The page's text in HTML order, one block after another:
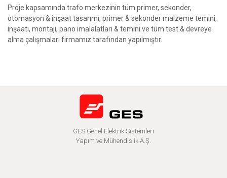
Proje kapsamında trafo merkezinin tüm primer, sekonder,
otomasyon & inşaat tasarımı, primer & sekonder malzeme temini,
inşaatı, montajı, pano imalalatları & temini ve tüm test & devreye
alma çalışmaları firmamız tarafından yapılmıştır.
GES Genel Elektrik Sistemleri
Yapım ve Mühendislik A.Ş.